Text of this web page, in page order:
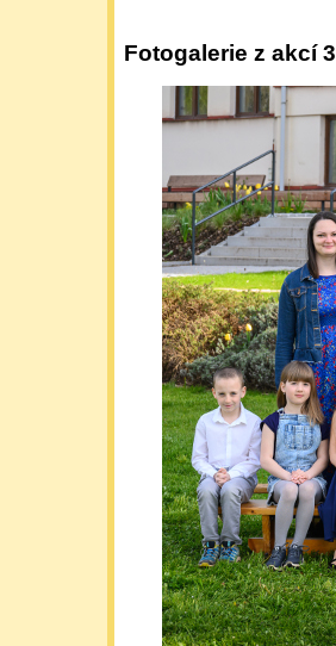
Fotogalerie z akcí